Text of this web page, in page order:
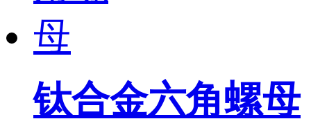
钛合金六角螺母